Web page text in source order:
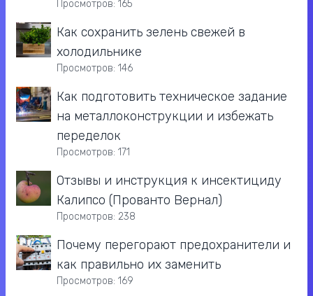
Просмотров: 165
Как сохранить зелень свежей в
холодильнике
Просмотров: 146
Как подготовить техническое задание
на металлоконструкции и избежать
переделок
Просмотров: 171
Отзывы и инструкция к инсектициду
Калипсо (Прованто Вернал)
Просмотров: 238
Почему перегорают предохранители и
как правильно их заменить
Просмотров: 169